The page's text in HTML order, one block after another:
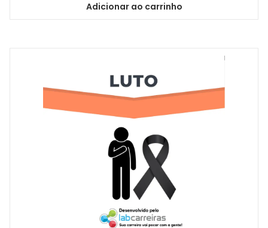
Adicionar ao carrinho